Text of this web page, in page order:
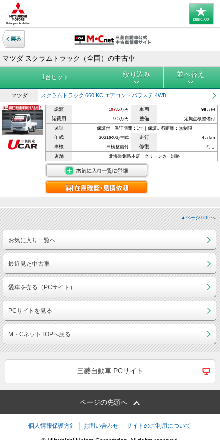
マツダ スクラムトラック（全国）の中古車
1 台ヒット 絞り込み 並べ替え
マツダ スクラムトラック 660 KC エアコン・パワステ 4WD
総額 107.5万円 車両 98万円
諸費用 9.5万円 整備 定期点検整備付
保証 保証付｜保証期間：1年｜保証走行距離：無制限
年式 2021(R03)年式 走行 4万km
車検 車検整備付 修復 なし
店舗 北海道釧路本店・クリーンカー釧路
▲ページTOPへ
お気に入り一覧へ
最近見た中古車
愛車を売る（PCサイト）
PCサイトを見る
M・CネットTOPへ戻る
三菱自動車 PCサイト
ページの先頭へ
個人情報保護方針 お問い合わせ サイトのご利用について